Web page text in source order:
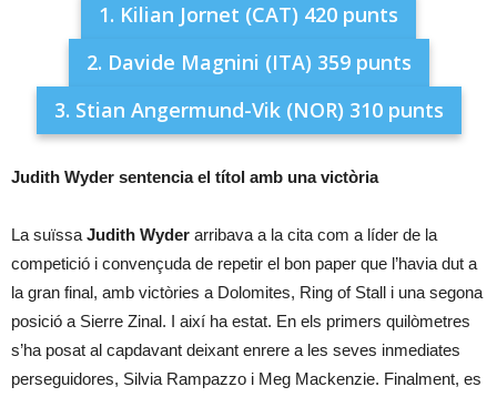
1. Kilian Jornet (CAT) 420 punts
2. Davide Magnini (ITA) 359 punts
3. Stian Angermund-Vik (NOR) 310 punts
Judith Wyder sentencia el títol amb una victòria
La suïssa Judith Wyder arribava a la cita com a líder de la
competició i convençuda de repetir el bon paper que l’havia dut a
la gran final, amb victòries a Dolomites, Ring of Stall i una segona
posició a Sierre Zinal. I així ha estat. En els primers quilòmetres
s’ha posat al capdavant deixant enrere a les seves inmediates
perseguidores, Silvia Rampazzo i Meg Mackenzie. Finalment, es